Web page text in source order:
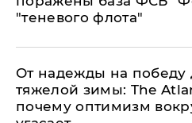
"теневого флота"
От надежды на победу
тяжелой зимы: The
почему оптимизм